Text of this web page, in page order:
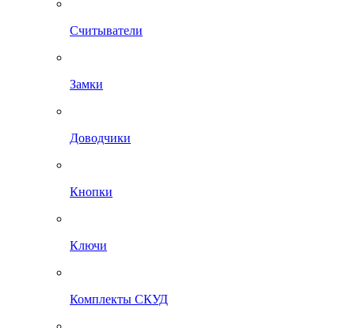
Считыватели
Замки
Доводчики
Кнопки
Ключи
Комплекты СКУД